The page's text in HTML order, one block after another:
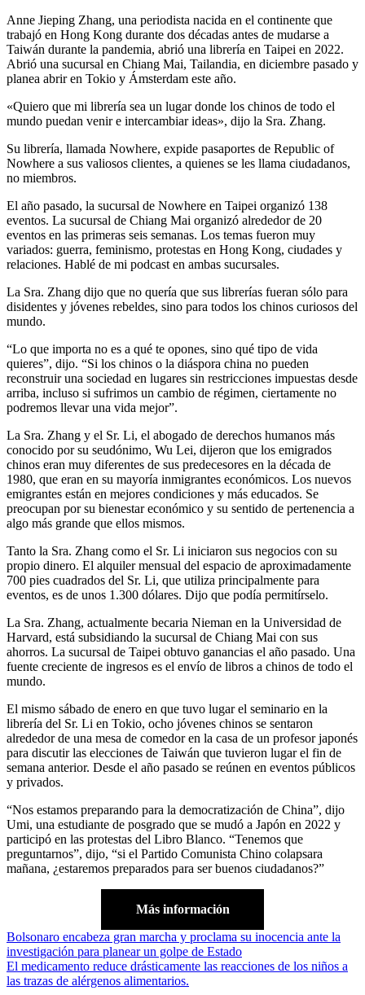
Anne Jieping Zhang, una periodista nacida en el continente que
trabajó en Hong Kong durante dos décadas antes de mudarse a
Taiwán durante la pandemia, abrió una librería en Taipei en 2022.
Abrió una sucursal en Chiang Mai, Tailandia, en diciembre pasado y
planea abrir en Tokio y Ámsterdam este año.
«Quiero que mi librería sea un lugar donde los chinos de todo el
mundo puedan venir e intercambiar ideas», dijo la Sra. Zhang.
Su librería, llamada Nowhere, expide pasaportes de Republic of
Nowhere a sus valiosos clientes, a quienes se les llama ciudadanos,
no miembros.
El año pasado, la sucursal de Nowhere en Taipei organizó 138
eventos. La sucursal de Chiang Mai organizó alrededor de 20
eventos en las primeras seis semanas. Los temas fueron muy
variados: guerra, feminismo, protestas en Hong Kong, ciudades y
relaciones. Hablé de mi podcast en ambas sucursales.
La Sra. Zhang dijo que no quería que sus librerías fueran sólo para
disidentes y jóvenes rebeldes, sino para todos los chinos curiosos del
mundo.
“Lo que importa no es a qué te opones, sino qué tipo de vida
quieres”, dijo. “Si los chinos o la diáspora china no pueden
reconstruir una sociedad en lugares sin restricciones impuestas desde
arriba, incluso si sufrimos un cambio de régimen, ciertamente no
podremos llevar una vida mejor”.
La Sra. Zhang y el Sr. Li, el abogado de derechos humanos más
conocido por su seudónimo, Wu Lei, dijeron que los emigrados
chinos eran muy diferentes de sus predecesores en la década de
1980, que eran en su mayoría inmigrantes económicos. Los nuevos
emigrantes están en mejores condiciones y más educados. Se
preocupan por su bienestar económico y su sentido de pertenencia a
algo más grande que ellos mismos.
Tanto la Sra. Zhang como el Sr. Li iniciaron sus negocios con su
propio dinero. El alquiler mensual del espacio de aproximadamente
700 pies cuadrados del Sr. Li, que utiliza principalmente para
eventos, es de unos 1.300 dólares. Dijo que podía permitírselo.
La Sra. Zhang, actualmente becaria Nieman en la Universidad de
Harvard, está subsidiando la sucursal de Chiang Mai con sus
ahorros. La sucursal de Taipei obtuvo ganancias el año pasado. Una
fuente creciente de ingresos es el envío de libros a chinos de todo el
mundo.
El mismo sábado de enero en que tuvo lugar el seminario en la
librería del Sr. Li en Tokio, ocho jóvenes chinos se sentaron
alrededor de una mesa de comedor en la casa de un profesor japonés
para discutir las elecciones de Taiwán que tuvieron lugar el fin de
semana anterior. Desde el año pasado se reúnen en eventos públicos
y privados.
“Nos estamos preparando para la democratización de China”, dijo
Umi, una estudiante de posgrado que se mudó a Japón en 2022 y
participó en las protestas del Libro Blanco. “Tenemos que
preguntarnos”, dijo, “si el Partido Comunista Chino colapsara
mañana, ¿estaremos preparados para ser buenos ciudadanos?”
Más información
Navegación
de
entradas
Bolsonaro encabeza gran marcha y proclama su inocencia ante la
investigación para planear un golpe de Estado
El medicamento reduce drásticamente las reacciones de los niños a
las trazas de alérgenos alimentarios.